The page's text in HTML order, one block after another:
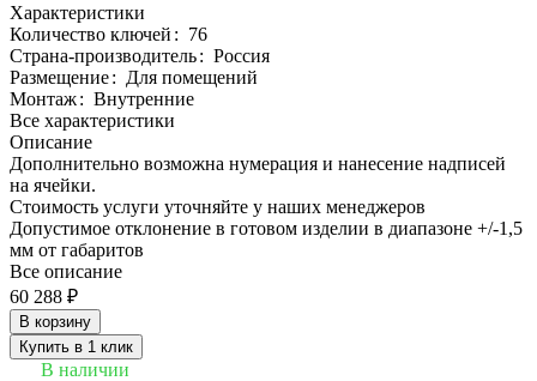
Характеристики
Количество ключей : 76
Страна-производитель: Россия
Размещение: Для помещений
Монтаж: Внутренние
Все характеристики
Описание
Дополнительно возможна нумерация и нанесение надписей
на ячейки.
Стоимость услуги уточняйте у наших менеджеров
Допустимое отклонение в готовом изделии в диапазоне +/-1,5
мм от габаритов
Все описание
60 288 ₽
В корзину
Купить в 1 клик
В наличии